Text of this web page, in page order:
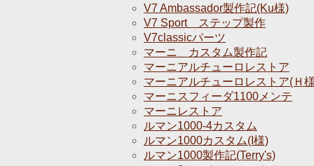
V7 Ambassador製作記(Ku様)
V7 Sport ステップ製作
V7classicパーツ
マーニ カスタム製作記
マーニアルチューロレストア
マーニアルチューロレストア(Ｈ
マーニスフィーダ1100メンテ
マーニレストア
ルマン1000-4カスタム
ルマン1000カスタム(I様)
ルマン1000製作記(Terry's)